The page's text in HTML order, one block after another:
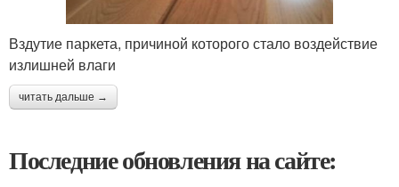
Вздутие паркета, причиной которого стало воздействие
излишней влаги
читать дальше →
Последние обновления на сайте: